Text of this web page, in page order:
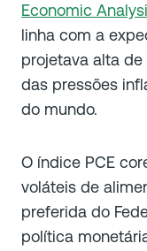
Economic
linha com a
projetava alta
das pressões
do mundo.
O índice PCE
voláteis de
preferida do
política